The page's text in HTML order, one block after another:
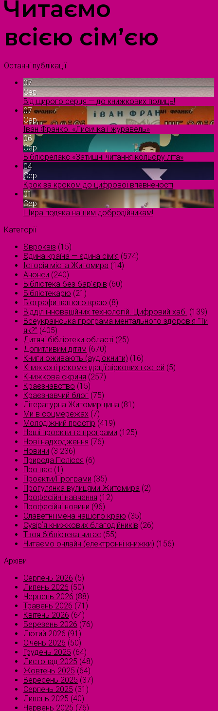
Читаємо
всією сім’єю
Останні публікації
07
Сер
Від щирого серця — до книжкових полиць!
07
Сер
Іван Франко. «Лисичка і журавель»
06
Сер
Бібліорелакс «Затишні читання кольору літа»
04
Сер
Крок за кроком до цифрової впевненості
01
Сер
Щира подяка нашим добродійникам!
Категорії
Євроквіз (15)
Єдина країна — єдина сім’я (574)
Історія міста Житомира (14)
Анонси (240)
Бібліотека без бар'єрів (60)
Бібліотекарю (21)
Біографи нашого краю (8)
Відділ інноваційних технологій. Цифровий хаб. (139)
Всеукраїнська програма ментального здоров'я "Ти
як?" (405)
Дитячі бібліотеки області (25)
Допитливим дітям (670)
Книги оживають (аудіокниги) (16)
Книжкові рекомендації зіркових гостей (5)
Книжкова скриня (257)
Краєзнавство (15)
Краєзнавчий блог (75)
Літературна Житомирщина (81)
Ми в соцмережах (7)
Молодіжний простір (419)
Наші проєкти та програми (125)
Нові надходження (76)
Новини (3 236)
Природа Полісся (6)
Про нас (1)
Проєкти/Програми (35)
Прогулянка вулицями Житомира (2)
Професійні навчання (12)
Професійні новини (96)
Славетні імена нашого краю (35)
Сузірʼя книжкових благодійників (26)
Твоя бібліотека читає (55)
Читаємо онлайн (електронні книжки) (156)
Архіви
Серпень 2026 (5)
Липень 2026 (50)
Червень 2026 (88)
Травень 2026 (71)
Квітень 2026 (64)
Березень 2026 (76)
Лютий 2026 (91)
Січень 2026 (50)
Грудень 2025 (64)
Листопад 2025 (48)
Жовтень 2025 (64)
Вересень 2025 (37)
Серпень 2025 (31)
Липень 2025 (40)
Червень 2025 (76)